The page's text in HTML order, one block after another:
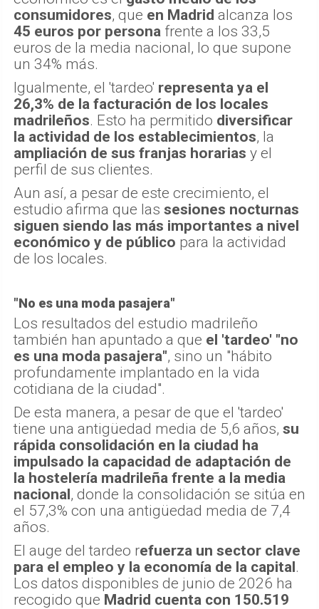
consumidores, que en Madrid alcanza los
45 euros por persona frente a los 33,5
euros de la media nacional, lo que supone
un 34% más.
Igualmente, el 'tardeo' representa ya el
26,3% de la facturación de los locales
madrileños. Esto ha permitido diversificar
la actividad de los establecimientos, la
ampliación de sus franjas horarias y el
perfil de sus clientes.
Aun así, a pesar de este crecimiento, el
estudio afirma que las sesiones nocturnas
siguen siendo las más importantes a nivel
económico y de público para la actividad
de los locales.
"No es una moda pasajera"
Los resultados del estudio madrileño
también han apuntado a que el 'tardeo' "no
es una moda pasajera", sino un "hábito
profundamente implantado en la vida
cotidiana de la ciudad".
De esta manera, a pesar de que el 'tardeo'
tiene una antigüedad media de 5,6 años, su
rápida consolidación en la ciudad ha
impulsado la capacidad de adaptación de
la hostelería madrileña frente a la media
nacional, donde la consolidación se sitúa en
el 57,3% con una antigüedad media de 7,4
años.
El auge del tardeo refuerza un sector clave
para el empleo y la economía de la capital.
Los datos disponibles de junio de 2026 ha
recogido que Madrid cuenta con 150.519